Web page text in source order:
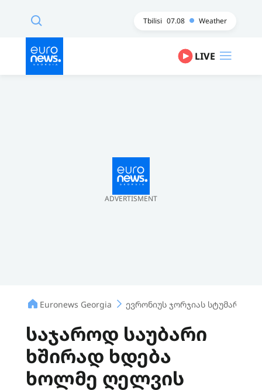
Tbilisi 07.08 Weather
LIVE
ADVERTISMENT
Euronews Georgia ევრონიუს ჯორჯიას სტუმარი
საჯაროდ საუბარი
ხშირად ხდება
ხოლმე ღელვის